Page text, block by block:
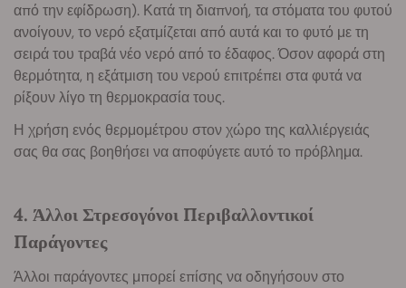
από την εφίδρωση). Κατά τη διαπνοή, τα στόματα του φυτού
ανοίγουν, το νερό εξατμίζεται από αυτά και το φυτό με τη
σειρά του τραβά νέο νερό από το έδαφος. Όσον αφορά στη
θερμότητα, η εξάτμιση του νερού επιτρέπει στα φυτά να
ρίξουν λίγο τη θερμοκρασία τους.
Η χρήση ενός θερμομέτρου στον χώρο της καλλιέργειάς
σας θα σας βοηθήσει να αποφύγετε αυτό το πρόβλημα.
4. Άλλοι Στρεσογόνοι Περιβαλλοντικοί
Παράγοντες
Άλλοι παράγοντες μπορεί επίσης να οδηγήσουν στο